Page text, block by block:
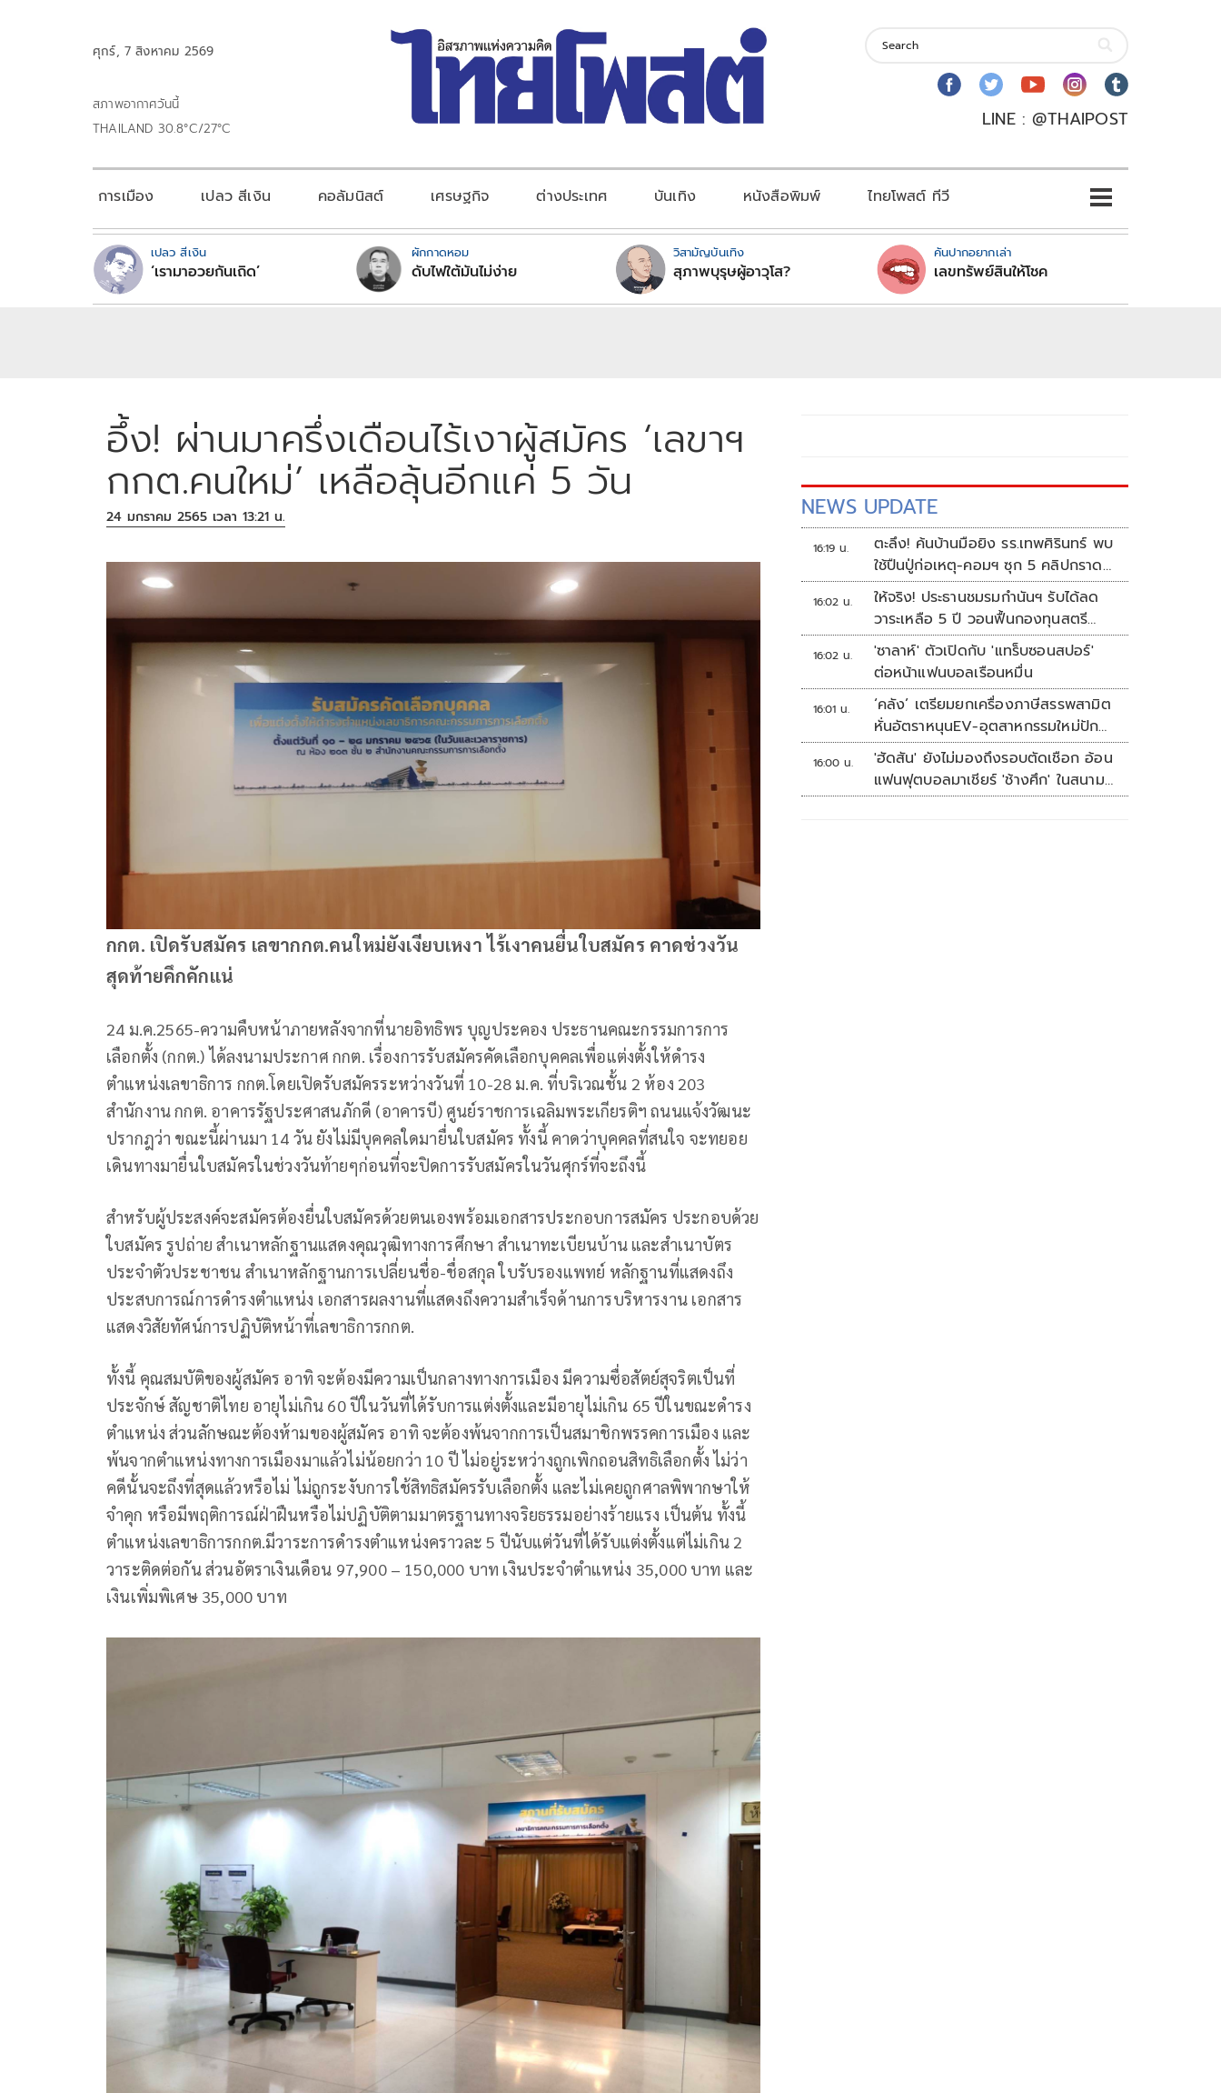
ศุกร์, 7 สิงหาคม 2569
สภาพอากาศวันนี้
THAILAND 30.8°C/27°C
LINE : @THAIPOST
การเมือง เปลว สีเงิน คอลัมนิสต์ เศรษฐกิจ ต่างประเทศ บันเทิง หนังสือพิมพ์ ไทยโพสต์ ทีวี
เปลว สีเงิน
‘เรามาอวยกันเถิด’
ผักกาดหอม
ดับไฟใต้มันไม่ง่าย
วิสามัญบันเทิง
สุภาพบุรุษผู้อาวุโส?
คันปากอยากเล่า
เลขทรัพย์สินให้โชค
อึ้ง! ผ่านมาครึ่งเดือนไร้เงาผู้สมัคร ‘เลขาฯ
กกต.คนใหม่’ เหลือลุ้นอีกแค่ 5 วัน
24 มกราคม 2565 เวลา 13:21 น.
กกต. เปิดรับสมัคร เลขากกต.คนใหม่ยังเงียบเหงา ไร้เงาคนยื่นใบสมัคร คาดช่วงวัน
สุดท้ายคึกคักแน่
24 ม.ค.2565-ความคืบหน้าภายหลังจากที่นายอิทธิพร บุญประคอง ประธานคณะกรรมการการ
เลือกตั้ง (กกต.) ได้ลงนามประกาศ กกต. เรื่องการรับสมัครคัดเลือกบุคคลเพื่อแต่งตั้งให้ดำรง
ตำแหน่งเลขาธิการ กกต.โดยเปิดรับสมัครระหว่างวันที่ 10-28 ม.ค. ที่บริเวณชั้น 2 ห้อง 203
สำนักงาน กกต. อาคารรัฐประศาสนภักดี (อาคารบี) ศูนย์ราชการเฉลิมพระเกียรติฯ ถนนแจ้งวัฒนะ
ปรากฎว่า ขณะนี้ผ่านมา 14 วัน ยังไม่มีบุคคลใดมายื่นใบสมัคร ทั้งนี้ คาดว่าบุคคลที่สนใจ จะทยอย
เดินทางมายื่นใบสมัครในช่วงวันท้ายๆก่อนที่จะปิดการรับสมัครในวันศุกร์ที่จะถึงนี้
สำหรับผู้ประสงค์จะสมัครต้องยื่นใบสมัครด้วยตนเองพร้อมเอกสารประกอบการสมัคร ประกอบด้วย
ใบสมัคร รูปถ่าย สำเนาหลักฐานแสดงคุณวุฒิทางการศึกษา สำเนาทะเบียนบ้าน และสำเนาบัตร
ประจำตัวประชาชน สำเนาหลักฐานการเปลี่ยนชื่อ-ชื่อสกุล ใบรับรองแพทย์ หลักฐานที่แสดงถึง
ประสบการณ์การดำรงตำแหน่ง เอกสารผลงานที่แสดงถึงความสำเร็จด้านการบริหารงาน เอกสาร
แสดงวิสัยทัศน์การปฏิบัติหน้าที่เลขาธิการกกต.
ทั้งนี้ คุณสมบัติของผู้สมัคร อาทิ จะต้องมีความเป็นกลางทางการเมือง มีความซื่อสัตย์สุจริตเป็นที่
ประจักษ์ สัญชาติไทย อายุไม่เกิน 60 ปีในวันที่ได้รับการแต่งตั้งและมีอายุไม่เกิน 65 ปีในขณะดำรง
ตำแหน่ง ส่วนลักษณะต้องห้ามของผู้สมัคร อาทิ จะต้องพ้นจากการเป็นสมาชิกพรรคการเมือง และ
พ้นจากตำแหน่งทางการเมืองมาแล้วไม่น้อยกว่า 10 ปี ไม่อยู่ระหว่างถูกเพิกถอนสิทธิเลือกตั้ง ไม่ว่า
คดีนั้นจะถึงที่สุดแล้วหรือไม่ ไม่ถูกระงับการใช้สิทธิสมัครรับเลือกตั้ง และไม่เคยถูกศาลพิพากษาให้
จำคุก หรือมีพฤติการณ์ฝ่าฝืนหรือไม่ปฏิบัติตามมาตรฐานทางจริยธรรมอย่างร้ายแรง เป็นต้น ทั้งนี้
ตำแหน่งเลขาธิการกกต.มีวาระการดำรงตำแหน่งคราวละ 5 ปีนับแต่วันที่ได้รับแต่งตั้งแต่ไม่เกิน 2
วาระติดต่อกัน ส่วนอัตราเงินเดือน 97,900 – 150,000 บาท เงินประจำตำแหน่ง 35,000 บาท และ
เงินเพิ่มพิเศษ 35,000 บาท
NEWS UPDATE
16:19 น.
ตะลึง! ค้นบ้านมือยิง รร.เทพศิรินทร์ พบ
ใช้ปืนปู่ก่อเหตุ-คอมฯ ซุก 5 คลิปกราด
ยิง
16:02 น.
ให้จริง! ประธานชมรมกำนันฯ รับได้ลด
วาระเหลือ 5 ปี วอนฟื้นกองทุนสตรี
อำเภอละล้าน
16:02 น.
'ซาลาห์' ตัวเปิดกับ 'แทร็บซอนสปอร์'
ต่อหน้าแฟนบอลเรือนหมื่น
16:01 น.
‘คลัง’ เตรียมยกเครื่องภาษีสรรพสามิต
หั่นอัตราหนุนEV-อุตสาหกรรมใหม่ปัก
หมุดไทย
16:00 น.
'ฮัดสัน' ยังไม่มองถึงรอบตัดเชือก อ้อน
แฟนฟุตบอลมาเชียร์ 'ช้างศึก' ในสนาม
ดวล 'เมียนมา'